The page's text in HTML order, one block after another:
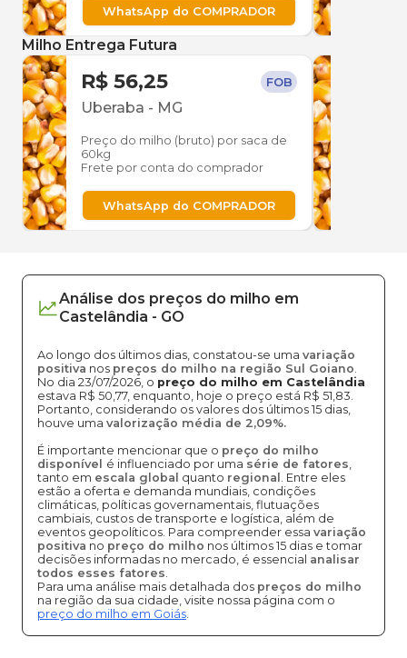
WhatsApp do COMPRADOR
Milho Entrega Futura
R$ 56,25 FOB
Uberaba - MG
Preço do milho (bruto) por saca de
60kg
Frete por conta do comprador
WhatsApp do COMPRADOR
Análise dos preços do milho em
Castelândia - GO
Ao longo dos últimos dias, constatou-se uma variação
positiva nos preços do milho na região Sul Goiano.
No dia 23/07/2026, o preço do milho em Castelândia
estava R$ 50,77, enquanto, hoje o preço está R$ 51,83.
Portanto, considerando os valores dos últimos 15 dias,
houve uma valorização média de 2,09%.
É importante mencionar que o preço do milho
disponível é influenciado por uma série de fatores,
tanto em escala global quanto regional . Entre eles
estão a oferta e demanda mundiais, condições
climáticas, políticas governamentais, flutuações
cambiais, custos de transporte e logística, além de
eventos geopolíticos. Para compreender essa variação
positiva no preço do milho nos últimos 15 dias e tomar
decisões informadas no mercado, é essencial analisar
todos esses fatores.
Para uma análise mais detalhada dos preços do milho
na região da sua cidade, visite nossa página com o
preço do milho em Goiás.